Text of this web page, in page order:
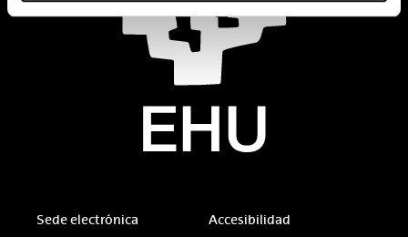
Sede electrónica Accesibilidad